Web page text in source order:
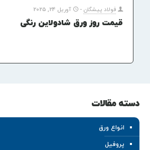
فولاد پیشگان - آوریل 24, 2025
قیمت روز ورق شادولاین رنگی
دسته مقالات
انواع ورق
پروفیل